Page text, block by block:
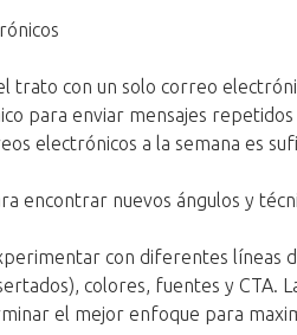
con un solo correo
para enviar mensajes
electrónicos a la semana es
encontrar nuevos ángulos y
con diferentes líneas
colores, fuentes y CTA.
el mejor enfoque para